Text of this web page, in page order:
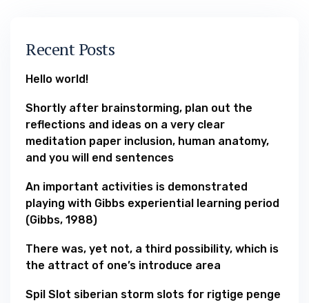
Recent Posts
Hello world!
Shortly after brainstorming, plan out the
reflections and ideas on a very clear
meditation paper inclusion, human anatomy,
and you will end sentences
An important activities is demonstrated
playing with Gibbs experiential learning period
(Gibbs, 1988)
There was, yet not, a third possibility, which is
the attract of one’s introduce area
Spil Slot siberian storm slots for rigtige penge